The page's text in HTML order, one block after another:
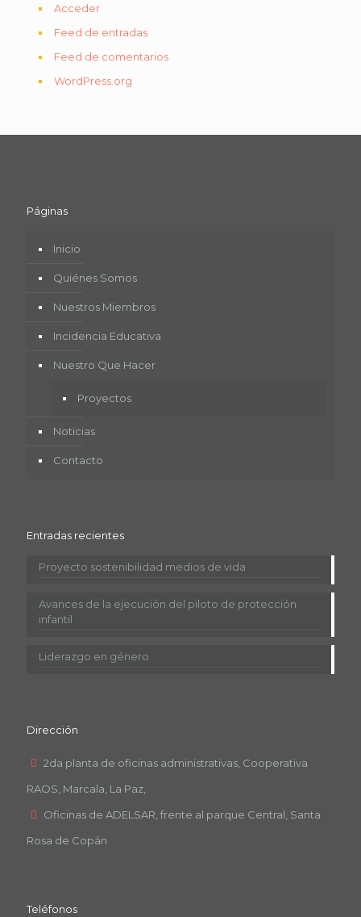
Acceder
Feed de entradas
Feed de comentarios
WordPress.org
Páginas
Inicio
Quiénes Somos
Nuestros Miembros
Incidencia Educativa
Nuestro Que Hacer
Proyectos
Noticias
Contacto
Entradas recientes
Proyecto sostenibilidad medios de vida
Avances de la ejecución del piloto de protección
infantil
Liderazgo en género
Dirección
2da planta de oficinas administrativas, Cooperativa
RAOS, Marcala, La Paz,
Oficinas de ADELSAR, frente al parque Central, Santa
Rosa de Copán
Teléfonos